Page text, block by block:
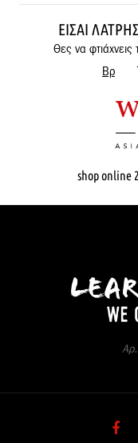
ΕΊΣΑΙ
Θες να φτιάχνεις
Βρες
shop online